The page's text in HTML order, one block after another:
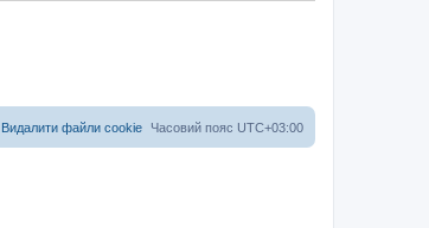
Часовий пояс UTC+03:00
Видалити файли cookie